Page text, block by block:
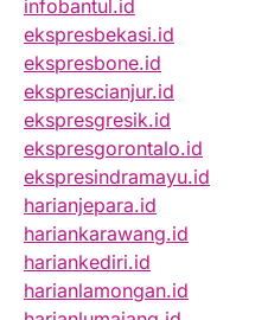
infobantul.id
ekspresbekasi.id
ekspresbone.id
eksprescianjur.id
ekspresgresik.id
ekspresgorontalo.id
ekspresindramayu.id
harianjepara.id
hariankarawang.id
hariankediri.id
harianlamongan.id